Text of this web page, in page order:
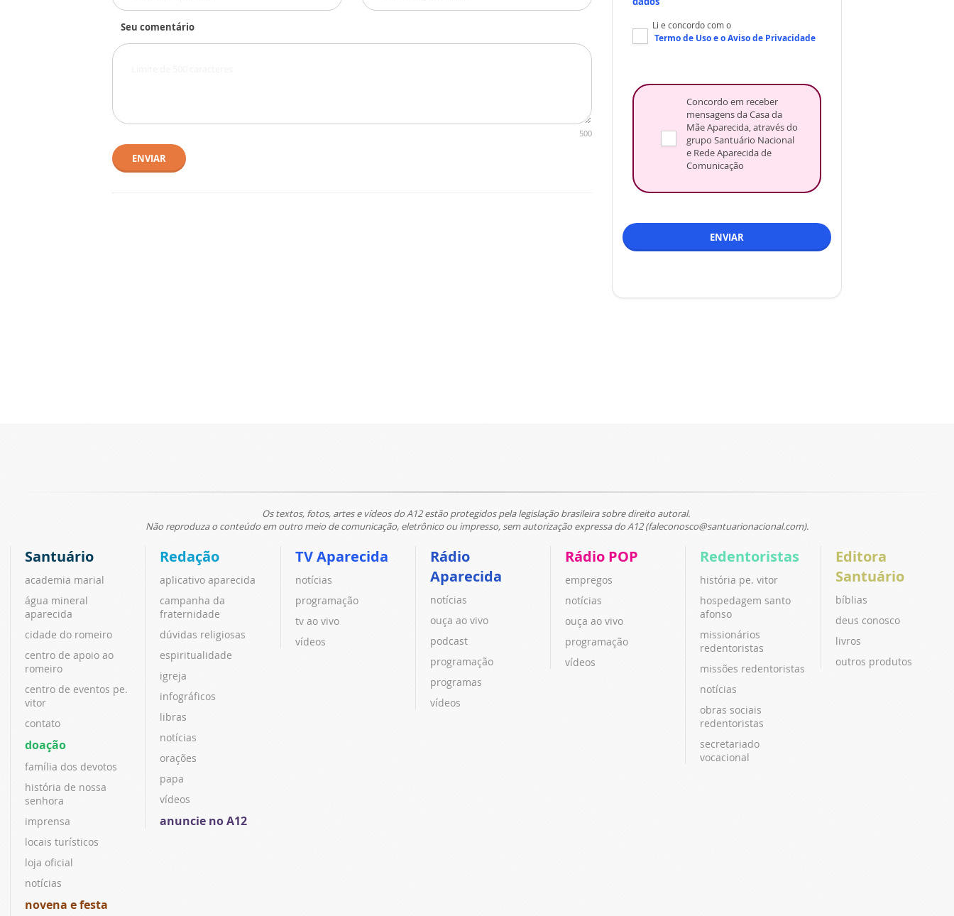
Seu comentário
500
ENVIAR
Li e concordo com o
Termo de Usoe oAviso de Privacidade
Concordo em receber
mensagens da Casa da
Mãe Aparecida, através do
grupo Santuário Nacional
e Rede Aparecida de
Comunicação
ENVIAR
Os textos, fotos, artes e vídeos do A12 estão protegidos pela legislação brasileira sobre direito autoral.
Não reproduza o conteúdo em outro meio de comunicação, eletrônico ou impresso, sem autorização expressa do A12 (faleconosco@santuarionacional.com).
Santuário
academia marial
água mineral
aparecida
cidade do romeiro
centro de apoio ao
romeiro
centro de eventos pe.
vitor
contato
doação
família dos devotos
história de nossa
senhora
imprensa
locais turísticos
loja oficial
notícias
novena e festa
Redação
aplicativo aparecida
campanha da
fraternidade
dúvidas religiosas
espiritualidade
igreja
infográficos
libras
notícias
orações
papa
vídeos
anuncie no A12
TV Aparecida
notícias
programação
tv ao vivo
vídeos
Rádio
Aparecida
notícias
ouça ao vivo
podcast
programação
programas
vídeos
Rádio POP
empregos
notícias
ouça ao vivo
programação
vídeos
Redentoristas
história pe. vitor
hospedagem santo
afonso
missionários
redentoristas
missões redentoristas
notícias
obras sociais
redentoristas
secretariado
vocacional
Editora
Santuário
bíblias
deus conosco
livros
outros produtos